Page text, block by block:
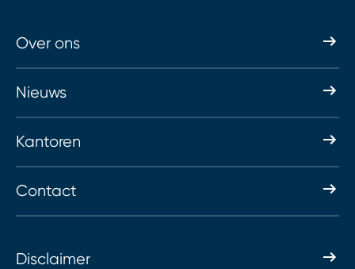
Over ons
Nieuws
Kantoren
Contact
Disclaimer